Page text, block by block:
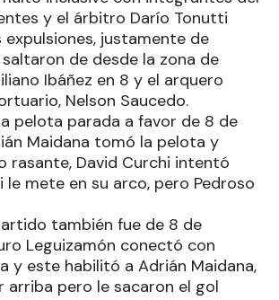
y el árbitro Darío Tonutti
justamente de
de desde la zona de
Ibáñez en 8 y el arquero
Nelson Saucedo.
pelota parada a favor de 8 de
Maidana tomó la pelota y
rasante, David Curchi intentó
le mete en su arco, pero Pedroso
también fue de 8 de
Leguizamón conectó con
y este habilitó a Adrián Maidana,
arriba pero le sacaron el gol